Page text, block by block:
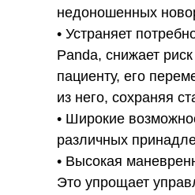
недоношенных
• Устраняет
Panda, снижает
пациенту, его
из него, сохраняя
• Широкие
различных
• Высокая
Это упрощает